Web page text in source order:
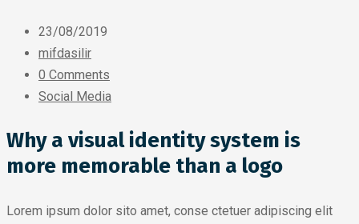
23/08/2019
mifdasilir
0 Comments
Social Media
Why a visual identity system is
more memorable than a logo
Lorem ipsum dolor sito amet, conse ctetuer adipiscing elit